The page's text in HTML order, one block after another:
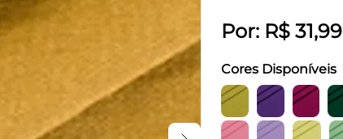
Por: R$ 31,99
Cores Disponíveis